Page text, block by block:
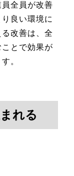
全員が改善
良い環境に
改善は、全
とで効果が
。
れる